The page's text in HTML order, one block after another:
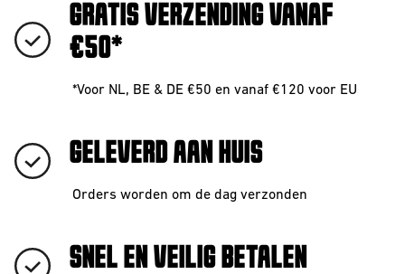
GRATIS VERZENDING VANAF
€50*
*Voor NL, BE & DE €50 en vanaf €120 voor EU
GELEVERD AAN HUIS
Orders worden om de dag verzonden
SNEL EN VEILIG BETALEN